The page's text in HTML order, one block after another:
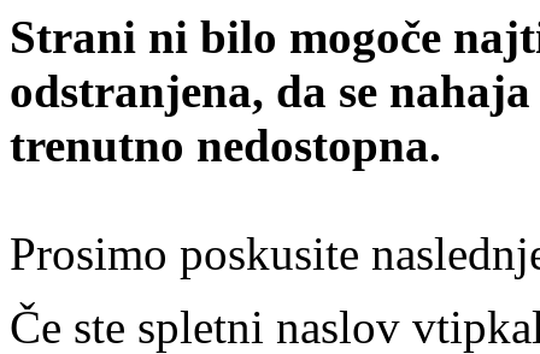
Strani ni bilo mogoče
odstranjena, da se
trenutno nedostopna.
Prosimo poskusite
Če ste spletni naslov